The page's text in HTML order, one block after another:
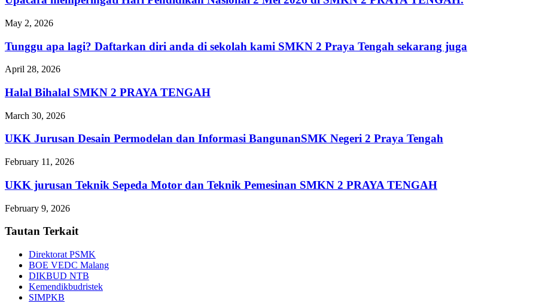
May 2, 2026
Tunggu apa lagi? Daftarkan diri anda di sekolah kami SMKN 2 Praya Tengah sekarang juga
April 28, 2026
Halal Bihalal SMKN 2 PRAYA TENGAH
March 30, 2026
UKK Jurusan Desain Permodelan dan Informasi BangunanSMK Negeri 2 Praya Tengah
February 11, 2026
UKK jurusan Teknik Sepeda Motor dan Teknik Pemesinan SMKN 2 PRAYA TENGAH
February 9, 2026
Tautan Terkait
Direktorat PSMK
BOE VEDC Malang
DIKBUD NTB
Kemendikbudristek
SIMPKB